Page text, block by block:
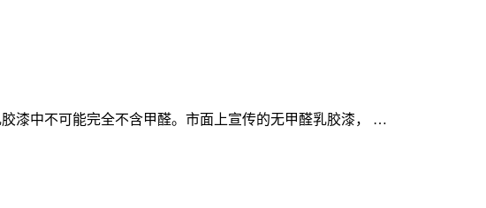
漆中不可能完全不含甲醛。市面上宣传的无甲醛乳胶漆， …